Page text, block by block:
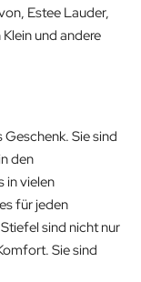
Estee Lauder,
und andere
Sie sind
den
in vielen
für jeden
sind nicht nur
Sie sind